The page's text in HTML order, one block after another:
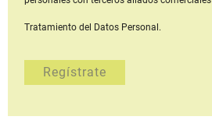
Tratamiento del Datos Personal.